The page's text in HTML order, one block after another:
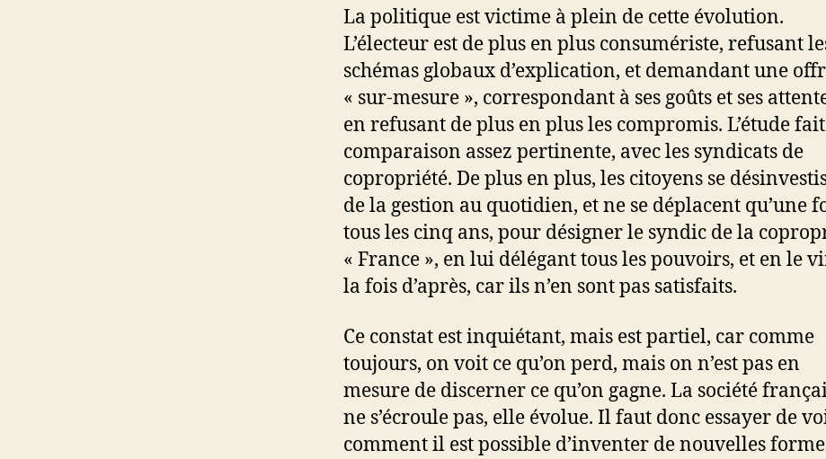
La politique est victime à plein de cette évolution.
L’électeur est de plus en plus consumériste, refusant
schémas globaux d’explication, et demandant une
« sur-mesure », correspondant à ses goûts et ses
en refusant de plus en plus les compromis. L’étude
comparaison assez pertinente, avec les syndicats de
copropriété. De plus en plus, les citoyens se
de la gestion au quotidien, et ne se déplacent qu’une
tous les cinq ans, pour désigner le syndic de la
« France », en lui délégant tous les pouvoirs, et en le
la fois d’après, car ils n’en sont pas satisfaits.
Ce constat est inquiétant, mais est partiel, car comme
toujours, on voit ce qu’on perd, mais on n’est pas en
mesure de discerner ce qu’on gagne. La société
ne s’écroule pas, elle évolue. Il faut donc essayer de
comment il est possible d’inventer de nouvelles